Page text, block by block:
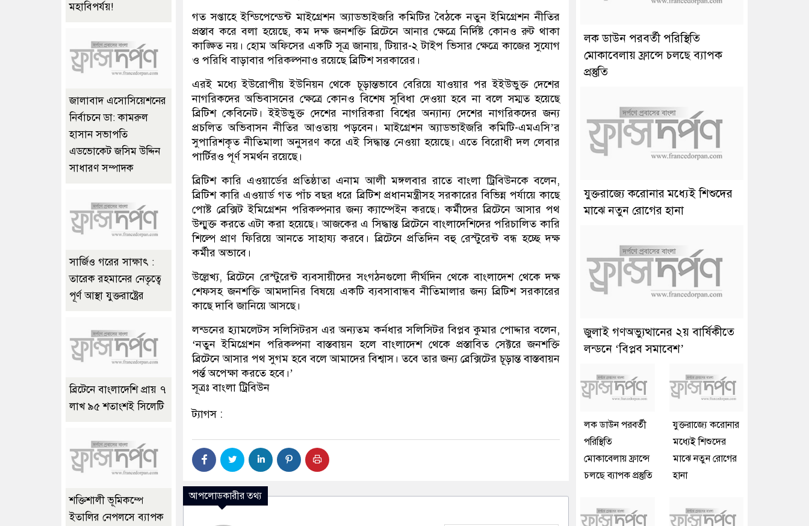
গত সপ্তাহে ইন্ডিপেন্ডেন্ট মাইগ্রেশন অ্যাডভাইজরি কমিটির বৈঠকে নতুন ইমিগ্রেশন নীতির
প্রস্তাব করে বলা হয়েছে, কম দক্ষ জনশক্তি ব্রিটেনে আনার ক্ষেত্রে নির্দিষ্ট কোনও রুট থাকা
কাঙ্ক্ষিত নয়। হোম অফিসের একটি সূত্র জানায়, টিয়ার-২ টাইপ ভিসার ক্ষেত্রে কাজের সুযোগ
ও পরিধি বাড়াবার পরিকল্পনাও রয়েছে ব্রিটিশ সরকারের।
এরই মধ্যে ইউরোপীয় ইউনিয়ন থেকে চূড়ান্তভাবে বেরিয়ে যাওয়ার পর ইইউভুক্ত দেশের
নাগরিকদের অভিবাসনের ক্ষেত্রে কোনও বিশেষ সুবিধা দেওয়া হবে না বলে সম্মত হয়েছে
ব্রিটিশ কেবিনেট। ইইউভুক্ত দেশের নাগরিকরা বিশ্বের অন্যান্য দেশের নাগরিকদের জন্য
প্রচলিত অভিবাসন নীতির আওতায় পড়বেন। মাইগ্রেশন অ্যাডভাইজরি কমিটি-এমএসি’র
সুপারিশকৃত নীতিমালা অনুসরণ করে এই সিদ্ধান্ত নেওয়া হয়েছে। এতে বিরোধী দল লেবার
পার্টিরও পূর্ণ সমর্থন রয়েছে।
ব্রিটিশ কারি এওয়ার্ডের প্রতিষ্ঠাতা এনাম আলী মঙ্গলবার রাতে বাংলা ট্রিবিউনকে বলেন,
ব্রিটিশ কারি এওয়ার্ড গত পাঁচ বছর ধরে ব্রিটিশ প্রধানমন্ত্রীসহ সরকারের বিভিন্ন পর্যায়ে কাছে
পোষ্ট ব্রেক্সিট ইমিগ্রেশন পরিকল্পনার জন্য ক্যাম্পেইন করছে। কর্মীদের ব্রিটেনে আসার পথ
উন্মুক্ত করতে এটা করা হয়েছে। আজকের এ সিদ্ধান্ত ব্রিটেনে বাংলাদেশিদের পরিচালিত কারি
শিল্পে প্রাণ ফিরিয়ে আনতে সাহায্য করবে। ব্রিটেনে প্রতিদিন বহু রেস্টুরেন্ট বন্ধ হচ্ছে দক্ষ
কর্মীর অভাবে।
উল্লেখ্য, ব্রিটেনে রেস্টুরেন্ট ব্যবসায়ীদের সংগঠনগুলো দীর্ঘদিন থেকে বাংলাদেশ থেকে দক্ষ
শেফসহ জনশক্তি আমদানির বিষয়ে একটি ব্যবসাবান্ধব নীতিমালার জন্য ব্রিটিশ সরকারের
কাছে দাবি জানিয়ে আসছে।
লন্ডনের হ্যামলেটস সলিসিটরস এর অন্যতম কর্নধার সলিসিটর বিপ্লব কুমার পোদ্দার বলেন,
‘নতুন ইমিগ্রেশন পরিকল্পনা বাস্তবায়ন হলে বাংলাদেশ থেকে প্রস্তাবিত সেক্টরে জনশক্তি
ব্রিটেনে আসার পথ সুগম হবে বলে আমাদের বিশ্বাস। তবে তার জন্য ব্রেক্সিটের চূড়ান্ত বাস্তবায়ন
পর্ন্ত অপেক্ষা করতে হবে।’
সূত্রঃ বাংলা ট্রিবিউন
ট্যাগস :
আপলোডকারীর তথ্য
মহাবিপর্যয়!
জালাবাদ এসোসিয়েশনের
নির্বাচনে ডা: কামরুল
হাসান সভাপতি
এডভোকেট জসিম উদ্দিন
সাধারণ সম্পাদক
সার্জিও গরের সাক্ষাৎ :
তারেক রহমানের নেতৃত্বে
পূর্ণ আস্থা যুক্তরাষ্ট্রের
ব্রিটেনে বাংলাদেশি প্রায় ৭
লাখ ৯৫ শতাংশই সিলেটি
শক্তিশালী ভূমিকম্পে
ইতালির নেপলসে ব্যাপক
লক ডাউন পরবর্তী পরিস্থিতি
মোকাবেলায় ফ্রান্সে চলছে ব্যাপক
প্রস্তুতি
যুক্তরাজ্যে করোনার মধ্যেই শিশুদের
মাঝে নতুন রোগের হানা
জুলাই গণঅভ্যুত্থানের ২য় বার্ষিকীতে
লন্ডনে ‘বিপ্লব সমাবেশ’
লক ডাউন পরবর্তী
পরিস্থিতি
মোকাবেলায় ফ্রান্সে
চলছে ব্যাপক প্রস্তুতি
যুক্তরাজ্যে করোনার
মধ্যেই শিশুদের
মাঝে নতুন রোগের
হানা